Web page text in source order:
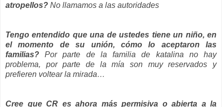
atropellos? No llamamos a las autoridades
Tengo entendido que una de ustedes tiene un niño, en
el momento de su unión, cómo lo aceptaron las
familias? Por parte de la familia de katalina no hay
problema, por parte de la mía son muy reservados y
prefieren voltear la mirada…
Cree que CR es ahora más permisiva o abierta a la